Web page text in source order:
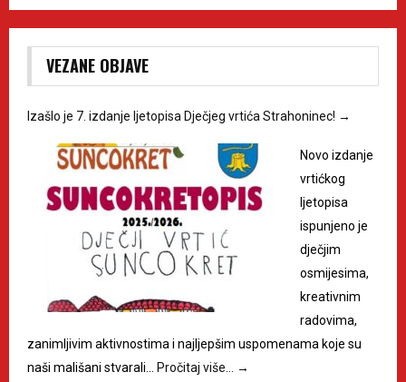
VEZANE OBJAVE
Izašlo je 7. izdanje ljetopisa Dječjeg vrtića Strahoninec! →
Novo izdanje
vrtićkog
ljetopisa
ispunjeno je
dječjim
osmijesima,
kreativnim
radovima,
zanimljivim aktivnostima i najljepšim uspomenama koje su
naši mališani stvarali…
Pročitaj više… →